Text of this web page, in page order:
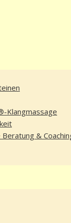
Klangmassage
&